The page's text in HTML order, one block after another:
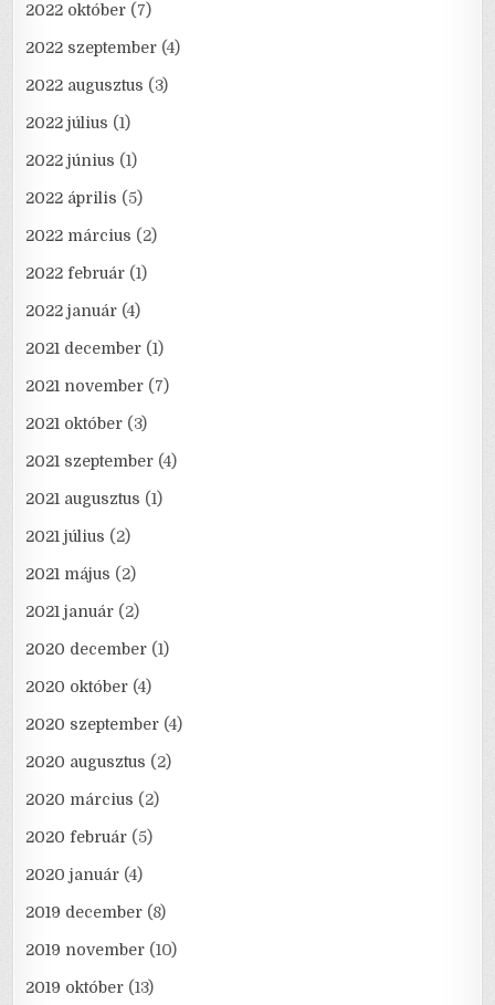
2022 október (7)
2022 szeptember (4)
2022 augusztus (3)
2022 július (1)
2022 június (1)
2022 április (5)
2022 március (2)
2022 február (1)
2022 január (4)
2021 december (1)
2021 november (7)
2021 október (3)
2021 szeptember (4)
2021 augusztus (1)
2021 július (2)
2021 május (2)
2021 január (2)
2020 december (1)
2020 október (4)
2020 szeptember (4)
2020 augusztus (2)
2020 március (2)
2020 február (5)
2020 január (4)
2019 december (8)
2019 november (10)
2019 október (13)